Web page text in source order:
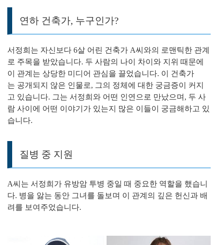
연하 건축가, 누구인가?
서정희는 자신보다 6살 어린 건축가 A씨와의 로맨틱한 관계
로 주목을 받았습니다. 두 사람의 나이 차이와 지위 때문에
이 관계는 상당한 미디어 관심을 끌었습니다. 이 건축가
는 공개되지 않은 인물로, 그의 정체에 대한 궁금증이 커지
고 있습니다. 그는 서정희와 어떤 인연으로 만났으며, 두 사
람 사이에 어떤 이야기가 있는지 많은 이들이 궁금해하고 있
습니다.
질병 중 지원
A씨는 서정희가 유방암 투병 중일 때 중요한 역할을 했습니
다. 병을 앓는 동안 그녀를 돌보며 이 관계의 깊은 헌신과 배
려를 보여주었습니다.